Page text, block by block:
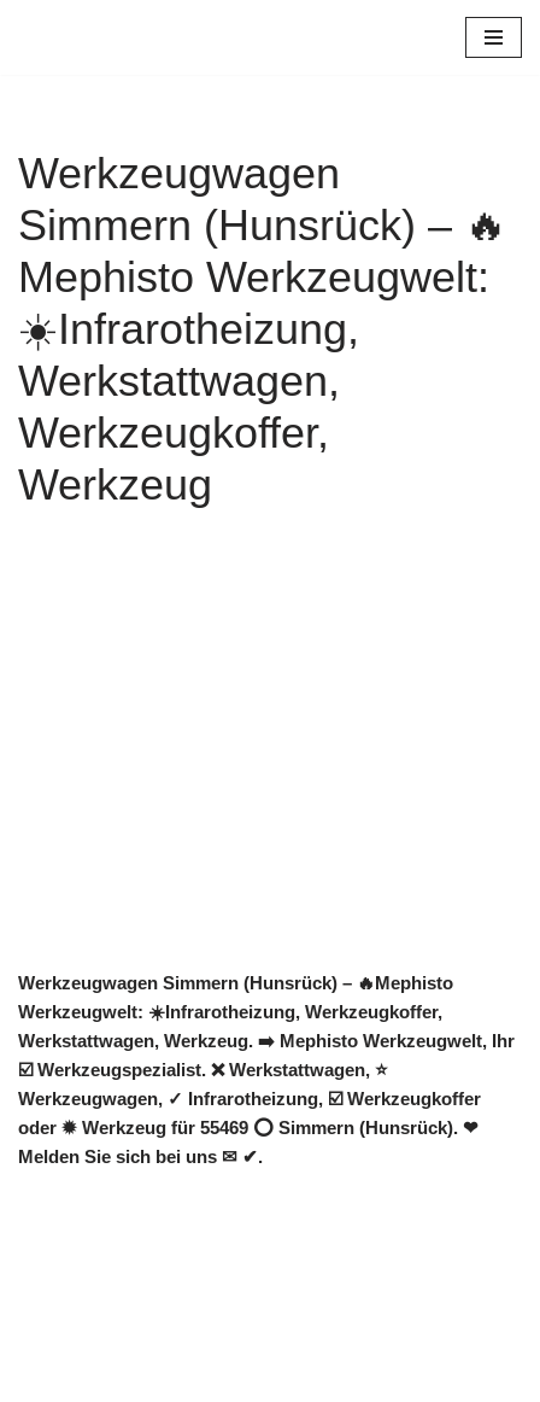
Werkzeugwagen
Simmern (Hunsrück) – 🔥
Mephisto Werkzeugwelt:
☀️Infrarotheizung,
Werkstattwagen,
Werkzeugkoffer,
Werkzeug
Werkzeugwagen Simmern (Hunsrück) – 🔥Mephisto
Werkzeugwelt: ☀️Infrarotheizung, Werkzeugkoffer,
Werkstattwagen, Werkzeug. ➡️ Mephisto Werkzeugwelt, Ihr
☑️ Werkzeugspezialist. ❌ Werkstattwagen, ⭐
Werkzeugwagen, ✓ Infrarotheizung, ☑️ Werkzeugkoffer
oder ✹ Werkzeug für 55469 ⭕ Simmern (Hunsrück). ❤
Melden Sie sich bei uns ✉ ✔.